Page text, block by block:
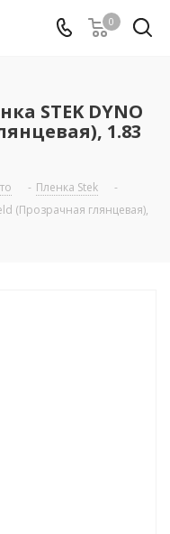
0
STEK DYNO
1.83
- Пленка Stek
-
(Прозрачная глянцевая),